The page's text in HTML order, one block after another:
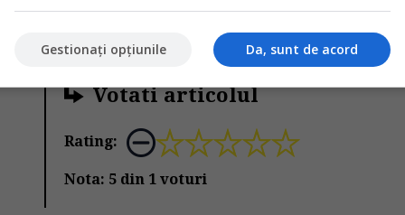
Votati articolul
Rating:
Nota: 5din 1voturi
Da, sunt de acord
Gestionați opțiunile